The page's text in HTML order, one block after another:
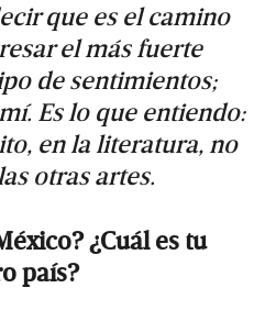
que es el camino
el más fuerte
de sentimientos;
Es lo que entiendo:
en la literatura, no
otras artes.
¿Cuál es tu
país?